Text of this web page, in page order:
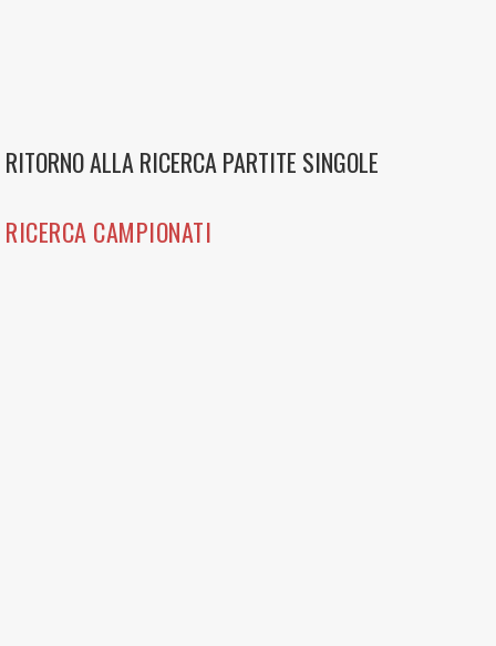
RITORNO ALLA RICERCA PARTITE SINGOLE
RICERCA CAMPIONATI